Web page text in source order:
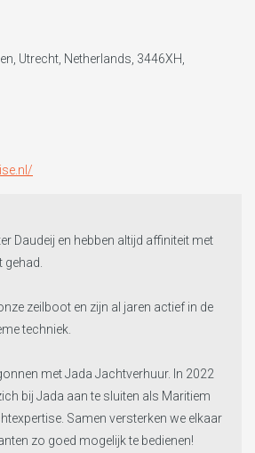
Utrecht, Netherlands, 3446XH,
Daudeij en hebben altijd affiniteit met
zeilboot en zijn al jaren actief in de
techniek.
met Jada Jachtverhuur. In 2022
bij Jada aan te sluiten als Maritiem
Samen versterken we elkaar
zo goed mogelijk te bedienen!